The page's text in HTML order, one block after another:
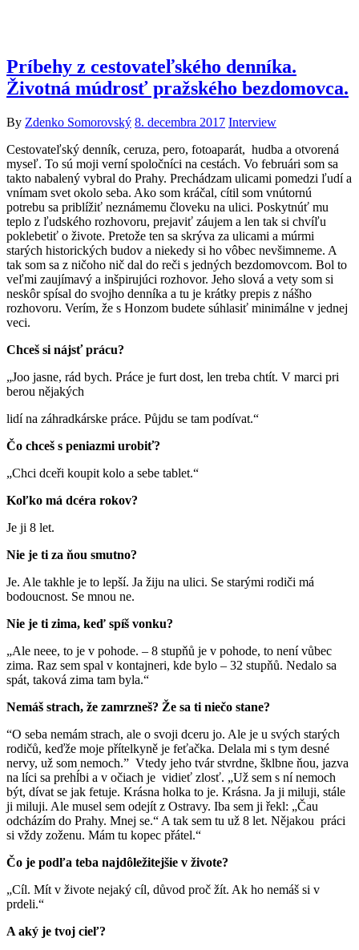
Príbehy z cestovateľského denníka.
Životná múdrosť pražského bezdomovca.
By Zdenko Somorovský 8. decembra 2017 Interview
Cestovateľský denník, ceruza, pero, fotoaparát, hudba a otvorená
myseľ. To sú moji verní spoločníci na cestách. Vo februári som sa
takto nabalený vybral do Prahy. Prechádzam ulicami pomedzi ľudí a
vnímam svet okolo seba. Ako som kráčal, cítil som vnútornú
potrebu sa priblížiť neznámemu človeku na ulici. Poskytnúť mu
teplo z ľudského rozhovoru, prejaviť záujem a len tak si chvíľu
poklebetiť o živote. Pretože ten sa skrýva za ulicami a múrmi
starých historických budov a niekedy si ho vôbec nevšimneme. A
tak som sa z ničoho nič dal do reči s jedných bezdomovcom. Bol to
veľmi zaujímavý a inšpirujúci rozhovor. Jeho slová a vety som si
neskôr spísal do svojho denníka a tu je krátky prepis z nášho
rozhovoru. Verím, že s Honzom budete súhlasiť minimálne v jednej
veci.
Chceš si nájsť prácu?
„Joo jasne, rád bych. Práce je furt dost, len treba chtít. V marci pri
berou nějakých
lidí na záhradkárske práce. Půjdu se tam podívat.“
Čo chceš s peniazmi urobiť?
„Chci dceři koupit kolo a sebe tablet.“
Koľko má dcéra rokov?
Je ji 8 let.
Nie je ti za ňou smutno?
Je. Ale takhle je to lepší. Ja žiju na ulici. Se starými rodiči má
bodoucnost. Se mnou ne.
Nie je ti zima, keď spíš vonku?
„Ale neee, to je v pohode. – 8 stupňů je v pohode, to není vůbec
zima. Raz sem spal v kontajneri, kde bylo – 32 stupňů. Nedalo sa
spát, taková zima tam byla.“
Nemáš strach, že zamrzneš? Že sa ti niečo stane?
“O seba nemám strach, ale o svoji dceru jo. Ale je u svých starých
rodičů, keďže moje přítelkyně je feťačka. Delala mi s tym desné
nervy, už som nemoch.” Vtedy jeho tvár stvrdne, šklbne ňou, jazva
na líci sa prehĺbi a v očiach je vidieť zlosť. „Už sem s ní nemoch
být, dívat se jak fetuje. Krásna holka to je. Krásna. Ja ji miluji, stále
ji miluji. Ale musel sem odejít z Ostravy. Iba sem ji řekl: „Čau
odcházím do Prahy. Mnej se.“ A tak sem tu už 8 let. Nějakou práci
si vždy zoženu. Mám tu kopec přátel.“
Čo je podľa teba najdôležitejšie v živote?
„Cíl. Mít v živote nejaký cíl, důvod proč žít. Ak ho nemáš si v
prdeli.“
A aký je tvoj cieľ?